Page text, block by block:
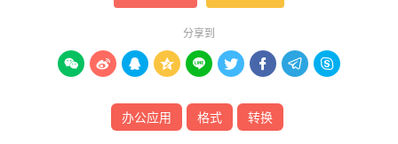
分享到
        
办公应用 格式 转换